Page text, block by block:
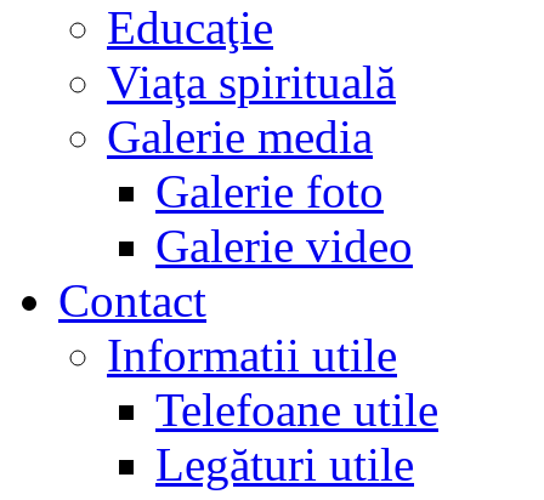
Educaţie
Viaţa spirituală
Galerie media
Galerie foto
Galerie video
Contact
Informatii utile
Telefoane utile
Legături utile